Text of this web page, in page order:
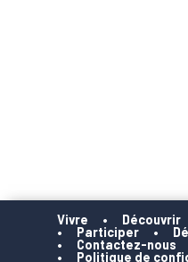
Vivre Découvrir
Participer
Contactez-nous
Politique de